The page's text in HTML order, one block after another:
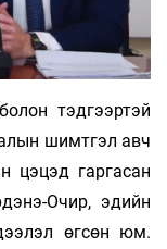
тэдгээртэй
шимтгэл авч
цэцэд гаргасан
Очир, эдийн
өгсөн юм.